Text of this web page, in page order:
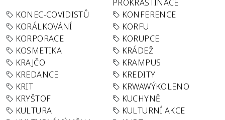
PROKRASTINACE
KONEC-COVIDISTŮ
KONFERENCE
KORÁLKOVÁNÍ
KORFU
KORPORACE
KORUPCE
KOSMETIKA
KRÁDEŽ
KRAJČO
KRAMPUS
KREDANCE
KREDITY
KRIT
KRWAWÝKOLENO
KRYŠTOF
KUCHYNĚ
KULTURA
KULTURNÍ AKCE